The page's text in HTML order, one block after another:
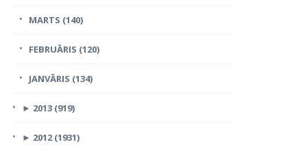
MARTS (140)
FEBRUĀRIS (120)
JANVĀRIS (134)
► 2013 (919)
► 2012 (1931)